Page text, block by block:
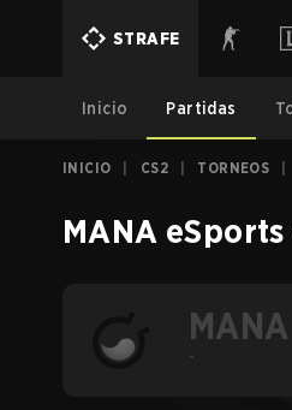
STRAFE
Inicio Partidas
INICIO CS2 TORNEOS
MANA eSports
-